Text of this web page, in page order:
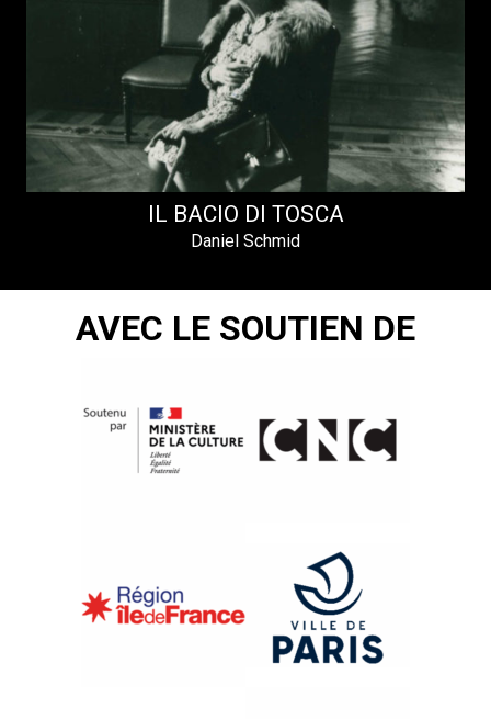
IL BACIO DI TOSCA
Daniel Schmid
AVEC LE SOUTIEN DE